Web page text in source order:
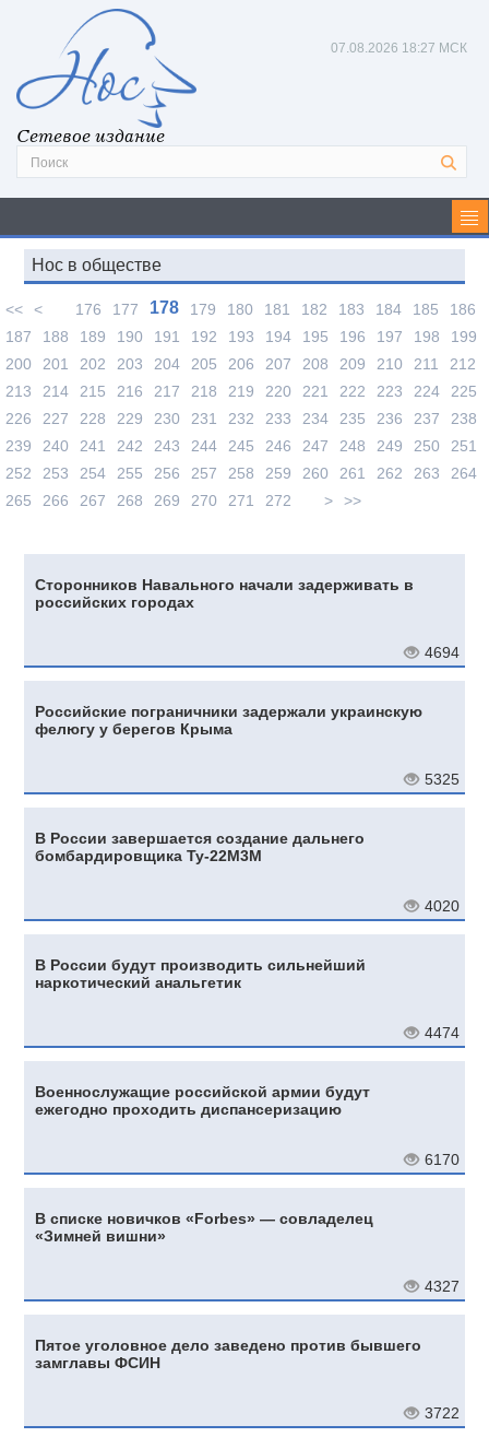
Сетевое издание
07.08.2026 18:27 МСК
Нос в обществе
<< < 176 177 178 179 180 181 182 183 184 185
186
187
188 189 190 191 192 193 194 195 196 197 198
199
200
201 202 203 204 205 206 207 208 209 210 211
212
213
214 215 216 217 218 219 220 221 222 223 224
225
226
227 228 229 230 231 232 233 234 235 236 237
238
239
240 241 242 243 244 245 246 247 248 249 250
251
252
253 254 255 256 257 258 259 260 261 262 263
264
265
266 267 268 269 270 271 272 > >>
Сторонников Навального начали задерживать в
российских городах
4694
Российские пограничники задержали украинскую
фелюгу у берегов Крыма
5325
В России завершается создание дальнего
бомбардировщика Ту-22М3М
4020
В России будут производить сильнейший
наркотический анальгетик
4474
Военнослужащие российской армии будут
ежегодно проходить диспансеризацию
6170
В списке новичков «Forbes» — совладелец
«Зимней вишни»
4327
Пятое уголовное дело заведено против бывшего
замглавы ФСИН
3722